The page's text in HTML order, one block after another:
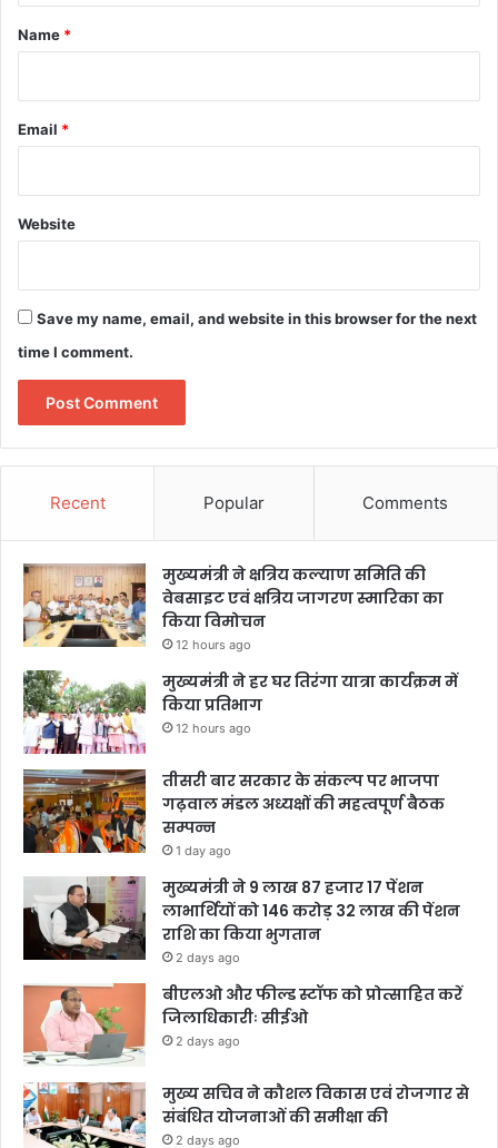
*
Name *
Email *
Website
Save my name, email, and website in this browser for the next
time I comment.
Recent Popular Comments
मुख्यमंत्री ने क्षत्रिय कल्याण समिति की
वेबसाइट एवं क्षत्रिय जागरण स्मारिका का
किया विमोचन
12 hours ago
मुख्यमंत्री ने हर घर तिरंगा यात्रा कार्यक्रम में
किया प्रतिभाग
12 hours ago
तीसरी बार सरकार के संकल्प पर भाजपा
गढ़वाल मंडल अध्यक्षों की महत्वपूर्ण बैठक
सम्पन्न
1 day ago
मुख्यमंत्री ने 9 लाख 87 हजार 17 पेंशन
लाभार्थियों को 146 करोड़ 32 लाख की पेंशन
राशि का किया भुगतान
2 days ago
बीएलओ और फील्ड स्टॉफ को प्रोत्साहित करें
जिलाधिकारीः सीईओ
2 days ago
मुख्य सचिव ने कौशल विकास एवं रोजगार से
संबंधित योजनाओं की समीक्षा की
2 days ago